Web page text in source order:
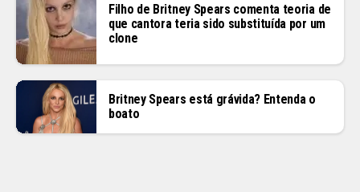
Filho de Britney Spears comenta teoria de
que cantora teria sido substituída por um
clone
Britney Spears está grávida? Entenda o
boato